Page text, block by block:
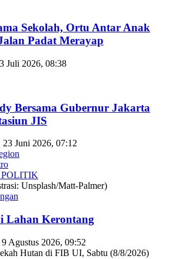
Sekolah, Ortu Antar Anak
Padat Merayap
Juli 2026, 08:38
Bersama Gubernur Jakarta
JIS
23 Juni 2026, 07:12
Lahan Kerontang
Agustus 2026, 09:52